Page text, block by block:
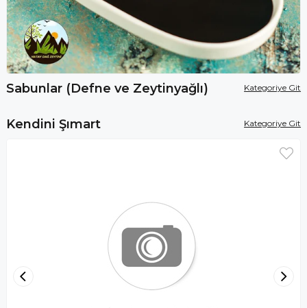
Sabunlar (Defne ve Zeytinyağlı) Kategoriye Git
Kendini Şımart Kategoriye Git